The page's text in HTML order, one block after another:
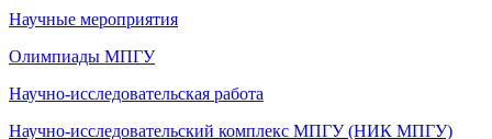
Научные мероприятия
Олимпиады МПГУ
Научно-исследовательская работа
Научно-исследовательский комплекс МПГУ (НИК МПГУ)